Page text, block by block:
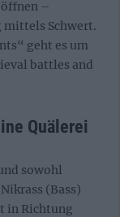
öffnen –
mittels Schwert.
geht es um
battles and
Quälerei
sowohl
(Bass)
in Richtung